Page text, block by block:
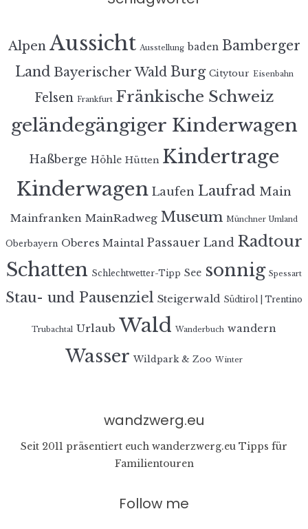
Alpen Aussicht Ausstellung baden Bamberger
Land Bayerischer Wald Burg Citytour Eisenbahn
Felsen Frankfurt Fränkische Schweiz
geländegängiger Kinderwagen
Haßberge Höhle Hütten Kindertrage
Kinderwagen Laufen Laufrad Main
Mainfranken MainRadweg Museum Münchner Umland
Oberbayern Oberes Maintal Passauer Land Radtour
Schatten Schlechtwetter-Tipp See sonnig Spessart
Stau- und Pausenziel Steigerwald Südtirol | Trentino
Trubachtal Urlaub Wald Wanderbuch wandern
Wasser Wildpark & Zoo Winter
wandzwerg.eu
Seit 2011 präsentiert euch wanderzwerg.eu Tipps für
Familientouren
Follow me